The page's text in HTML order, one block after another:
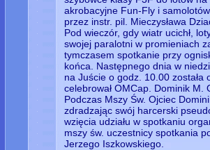
akrobacyjne Fun-Fly i
przez instr. pil. Mieczysława
Pod wieczór, gdy wiatr ucichł,
swojej paralotni w promieniach
tymczasem spotkanie przy
końca. Następnego dnia w
na Juście o godz. 10.00 została
celebrował OMCap. Dominik
Podczas Mszy Św. Ojciec
zdradzając swój harcerski
wzięcia udziału w spotkaniu
mszy św. uczestnicy spotkania
Jerzego Iszkowskiego.